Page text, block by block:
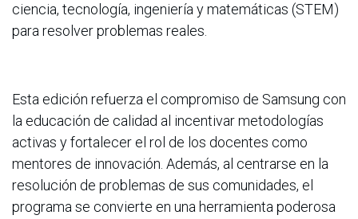
ciencia, tecnología, ingeniería y matemáticas (STEM)
para resolver problemas reales.
Esta edición refuerza el compromiso de Samsung con
la educación de calidad al incentivar metodologías
activas y fortalecer el rol de los docentes como
mentores de innovación. Además, al centrarse en la
resolución de problemas de sus comunidades, el
programa se convierte en una herramienta poderosa